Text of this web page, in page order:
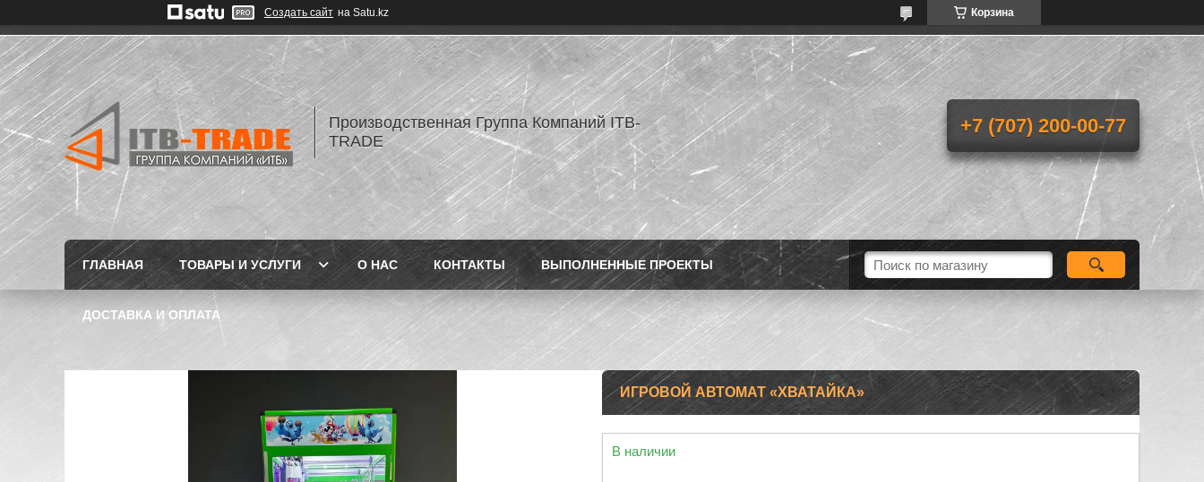
Создать сайт на Satu.kz Корзина
Производственная Группа Компаний ITB-
TRADE
+7 (707) 200-00-77
ГЛАВНАЯ ТОВАРЫ И УСЛУГИ О НАС КОНТАКТЫ ВЫПОЛНЕННЫЕ ПРОЕКТЫ
ДОСТАВКА И ОПЛАТА
ИГРОВОЙ АВТОМАТ «ХВАТАЙКА»
В наличии